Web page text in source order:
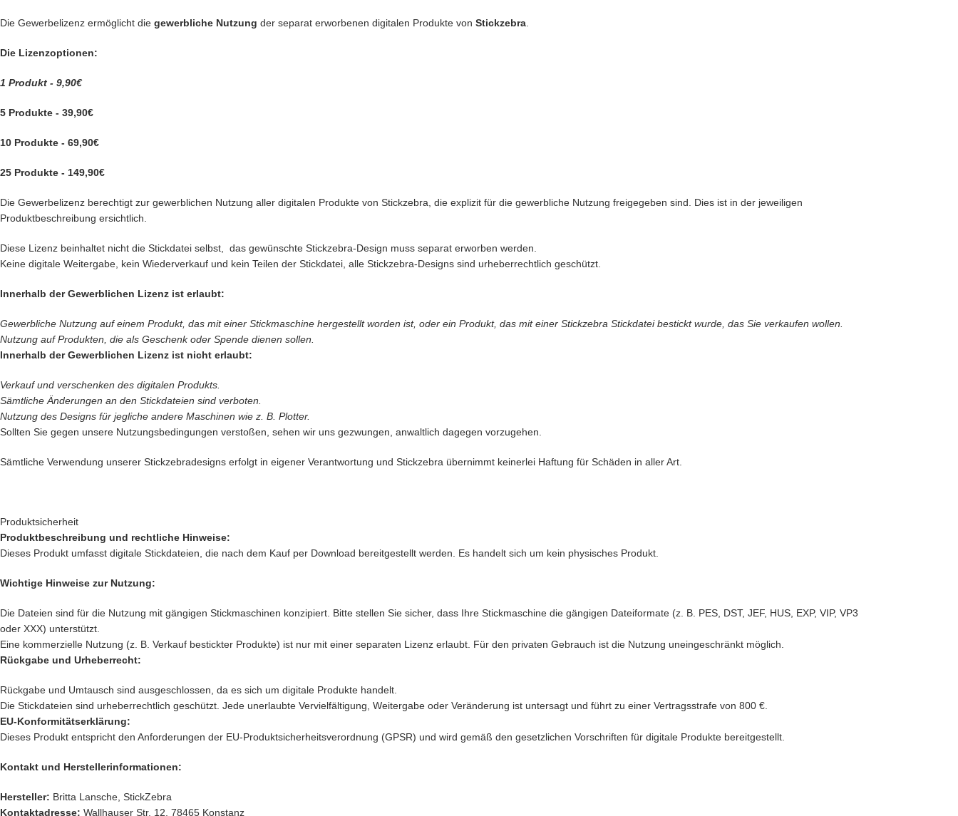
Die Gewerbelizenz ermöglicht die gewerbliche Nutzung der separat erworbenen digitalen Produkte von Stickzebra
Die Lizenzoptionen:
1 Produkt - 9,90€
5 Produkte - 39,90€
10 Produkte - 69,90€
25 Produkte - 149,90€
Die Gewerbelizenz berechtigt zur gewerblichen Nutzung aller digitalen Produkte von Stickzebra, die explizit für die gewerbliche Nutzung freigegeben sind. Dies ist in der jeweiligen
Produktbeschreibung ersichtlich.
Diese Lizenz beinhaltet nicht die Stickdatei selbst, das gewünschte Stickzebra-Design muss separat erworben werden.
Keine digitale Weitergabe, kein Wiederverkauf und kein Teilen der Stickdatei, alle Stickzebra-Designs sind urheberrechtlich geschützt.
Innerhalb der Gewerblichen Lizenz ist erlaubt:
Gewerbliche Nutzung auf einem Produkt, das mit einer Stickmaschine hergestellt worden ist, oder ein Produkt, das mit einer Stickzebra Stickdatei bestickt wurde, das Sie verkaufen wollen.
Nutzung auf Produkten, die als Geschenk oder Spende dienen sollen.
Innerhalb der Gewerblichen Lizenz ist nicht erlaubt:
Verkauf und verschenken des digitalen Produkts.
Sämtliche Änderungen an den Stickdateien sind verboten.
Nutzung des Designs für jegliche andere Maschinen wie z. B. Plotter.
Sollten Sie gegen unsere Nutzungsbedingungen verstoßen, sehen wir uns gezwungen, anwaltlich dagegen vorzugehen.
Sämtliche Verwendung unserer Stickzebradesigns erfolgt in eigener Verantwortung und Stickzebra übernimmt keinerlei Haftung für Schäden in aller Art.
Produktsicherheit
Produktbeschreibung und rechtliche Hinweise:
Dieses Produkt umfasst digitale Stickdateien, die nach dem Kauf per Download bereitgestellt werden. Es handelt sich um kein physisches Produkt.
Wichtige Hinweise zur Nutzung:
Die Dateien sind für die Nutzung mit gängigen Stickmaschinen konzipiert. Bitte stellen Sie sicher, dass Ihre Stickmaschine die gängigen Dateiformate (z. B. PES, DST, JEF, HUS, EXP, VIP, VP3
oder XXX) unterstützt.
Eine kommerzielle Nutzung (z. B. Verkauf bestickter Produkte) ist nur mit einer separaten Lizenz erlaubt. Für den privaten Gebrauch ist die Nutzung uneingeschränkt möglich.
Rückgabe und Urheberrecht:
Rückgabe und Umtausch sind ausgeschlossen, da es sich um digitale Produkte handelt.
Die Stickdateien sind urheberrechtlich geschützt. Jede unerlaubte Vervielfältigung, Weitergabe oder Veränderung ist untersagt und führt zu einer Vertragsstrafe von 800 €.
EU-Konformitätserklärung:
Dieses Produkt entspricht den Anforderungen der EU-Produktsicherheitsverordnung (GPSR) und wird gemäß den gesetzlichen Vorschriften für digitale Produkte bereitgestellt.
Kontakt und Herstellerinformationen:
Hersteller: Britta Lansche, StickZebra
Kontaktadresse: Wallhauser Str. 12, 78465 Konstanz